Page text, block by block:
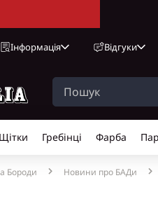
Інформація Відгуки
Щітки Гребінці Фарба
Бороди Новини про БАДи